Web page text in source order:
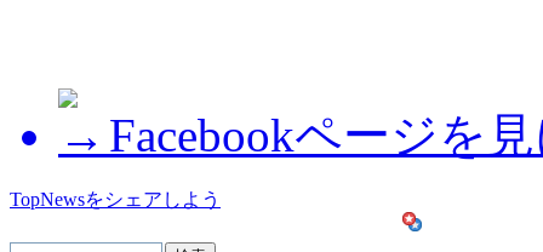
Facebookページを
TopNewsをシェアしよう